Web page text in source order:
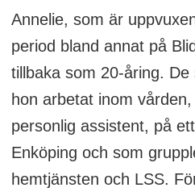
Annelie, som är
period bland annat på
tillbaka som 20-åring.
hon arbetat inom
personlig assistent, på
Enköping och som
hemtjänsten och LSS.